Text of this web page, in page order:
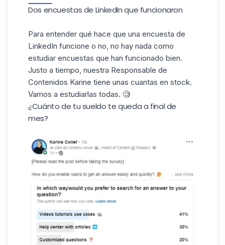
Dos encuestas de LinkedIn que funcionaron
Para entender qué hace que una encuesta de
LinkedIn funcione o no, no hay nada como
estudiar encuestas que han funcionado bien.
Justo a tiempo, nuestra Responsable de
Contenidos Karine tiene unas cuantas en stock.
Vamos a estudiarlas todas. 🧐
¿Cuánto de tu sueldo te queda a final de
mes?